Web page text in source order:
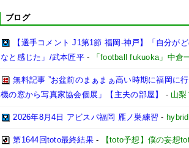
ブログ
【選手コメント J1第1節 福岡-神戸】「自分が
なと感じた」/武本匠平- 「football fukuoka」中倉
無料記事 ”お盆前のまぁまぁ高い時期に福岡に
機の窓から写真家協会個展」【主夫の部屋】
- 山梨
2026年8月4日 アビスパ福岡 雁ノ巣練習 -
第1644回toto最終結果 - 【toto予想】僕の妄想